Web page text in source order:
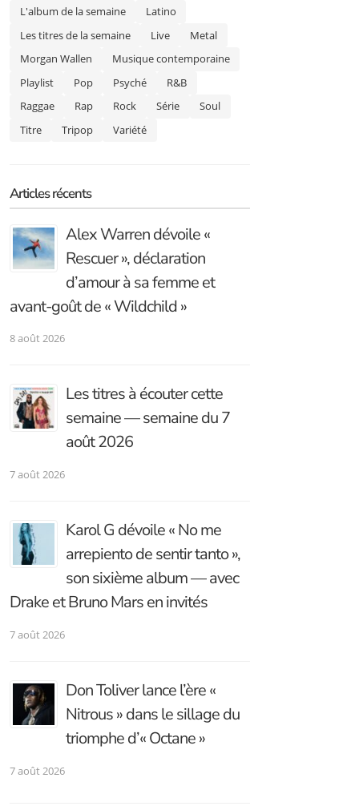
L'album de la semaine
Latino
Les titres de la semaine
Live
Metal
Morgan Wallen
Musique contemporaine
Playlist
Pop Psyché
R&B
Raggae
Rap Rock Série
Soul
Titre
Tripop Variété
Articles récents
Alex Warren dévoile «
Rescuer », déclaration
d’amour à sa femme et
avant-goût de « Wildchild »
8 août 2026
Les titres à écouter cette
semaine — semaine du 7
août 2026
7 août 2026
Karol G dévoile « No me
arrepiento de sentir tanto »,
son sixième album — avec
Drake et Bruno Mars en invités
7 août 2026
Don Toliver lance l’ère «
Nitrous » dans le sillage du
triomphe d’« Octane »
7 août 2026